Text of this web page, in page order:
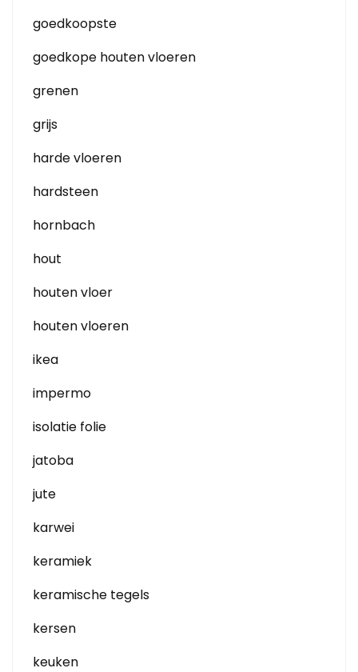
goedkoopste
goedkope houten vloeren
grenen
grijs
harde vloeren
hardsteen
hornbach
hout
houten vloer
houten vloeren
ikea
impermo
isolatie folie
jatoba
jute
karwei
keramiek
keramische tegels
kersen
keuken